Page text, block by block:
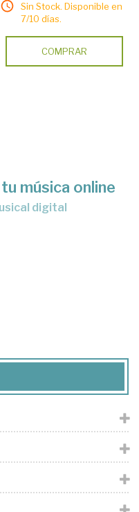
Sin Stock. Disponible en
7/10 días.
COMPRAR
música online
digital